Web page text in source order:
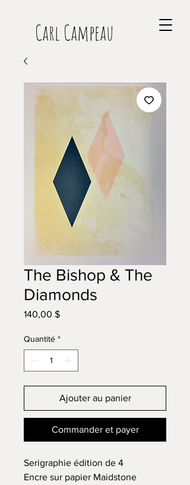
Carl Campeau
The Bishop & The
Diamonds
140,00 $Prix
Quantité *
Ajouter au panier
Commander et payer
Serigraphie édition de 4
Encre sur papier Maidstone